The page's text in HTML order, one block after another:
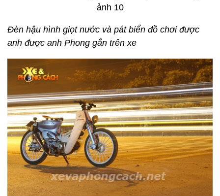
Đèn hậu hình giọt nước và pát biển đồ chơi được
anh được anh Phong gắn trên xe